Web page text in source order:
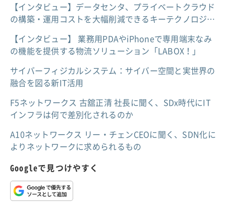
【インタビュー】データセンタ、プライベートクラウド
の構築・運用コストを大幅削減できるキーテクノロジ…
【インタビュー】 業務用PDAやiPhoneで専用端末なみ
の機能を提供する物流ソリューション「LABOX！」
サイバーフィジカルシステム：サイバー空間と実世界の
融合を図る新IT活用
F5ネットワークス 古舘正清 社長に聞く、SDx時代にIT
インフラは何で差別化されるのか
A10ネットワークス リー・チェンCEOに聞く、SDN化に
よりネットワークに求められるもの
Googleで見つけやすく